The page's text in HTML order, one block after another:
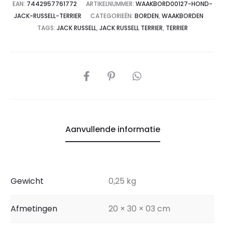
EAN: 7442957761772 ARTIKELNUMMER: WAAKBORD00127-HOND-
JACK-RUSSELL-TERRIER
CATEGORIEËN: BORDEN, WAAKBORDEN
TAGS: JACK RUSSELL, JACK RUSSELL TERRIER, TERRIER
Aanvullende informatie
Gewicht 0,25 kg
Afmetingen 20 × 30 × 03 cm